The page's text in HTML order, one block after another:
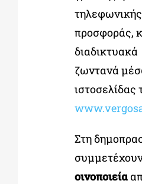
τηλεφωνικής
προσφοράς,
ζωντανά
ιστοσελίδας
Στη
οινοποιεία